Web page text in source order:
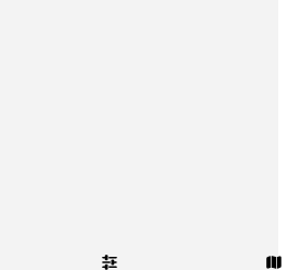
Марокко